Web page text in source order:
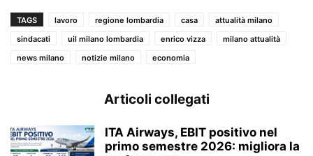
TAGS lavoro regione lombardia casa
attualità milano
sindacati
uil milano lombardia enrico vizza
milano attualità
news milano
notizie milano economia
Articoli collegati
ITA Airways, EBIT positivo nel
primo semestre 2026: migliora la